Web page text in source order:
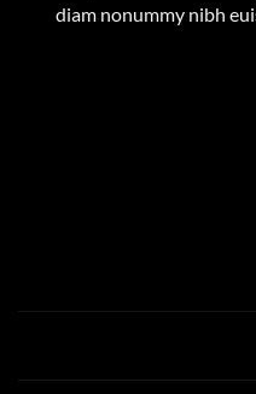
diam nonummy nibh